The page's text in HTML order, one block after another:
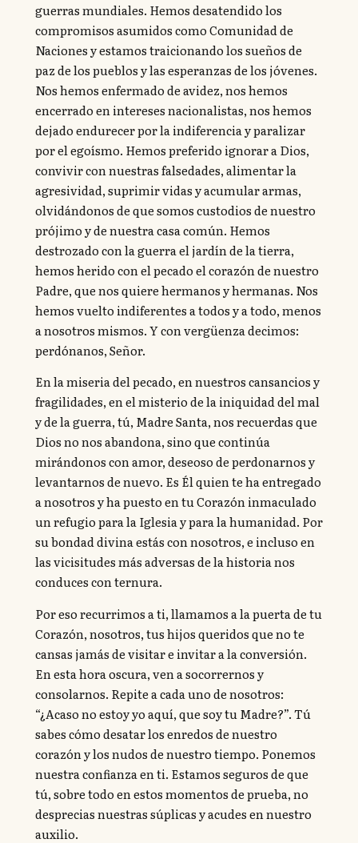
guerras mundiales. Hemos desatendido los
compromisos asumidos como Comunidad de
Naciones y estamos traicionando los sueños de
paz de los pueblos y las esperanzas de los jóvenes.
Nos hemos enfermado de avidez, nos hemos
encerrado en intereses nacionalistas, nos hemos
dejado endurecer por la indiferencia y paralizar
por el egoísmo. Hemos preferido ignorar a Dios,
convivir con nuestras falsedades, alimentar la
agresividad, suprimir vidas y acumular armas,
olvidándonos de que somos custodios de nuestro
prójimo y de nuestra casa común. Hemos
destrozado con la guerra el jardín de la tierra,
hemos herido con el pecado el corazón de nuestro
Padre, que nos quiere hermanos y hermanas. Nos
hemos vuelto indiferentes a todos y a todo, menos
a nosotros mismos. Y con vergüenza decimos:
perdónanos, Señor.
En la miseria del pecado, en nuestros cansancios y
fragilidades, en el misterio de la iniquidad del mal
y de la guerra, tú, Madre Santa, nos recuerdas que
Dios no nos abandona, sino que continúa
mirándonos con amor, deseoso de perdonarnos y
levantarnos de nuevo. Es Él quien te ha entregado
a nosotros y ha puesto en tu Corazón inmaculado
un refugio para la Iglesia y para la humanidad. Por
su bondad divina estás con nosotros, e incluso en
las vicisitudes más adversas de la historia nos
conduces con ternura.
Por eso recurrimos a ti, llamamos a la puerta de tu
Corazón, nosotros, tus hijos queridos que no te
cansas jamás de visitar e invitar a la conversión.
En esta hora oscura, ven a socorrernos y
consolarnos. Repite a cada uno de nosotros:
“¿Acaso no estoy yo aquí, que soy tu Madre?”. Tú
sabes cómo desatar los enredos de nuestro
corazón y los nudos de nuestro tiempo. Ponemos
nuestra confianza en ti. Estamos seguros de que
tú, sobre todo en estos momentos de prueba, no
desprecias nuestras súplicas y acudes en nuestro
auxilio.